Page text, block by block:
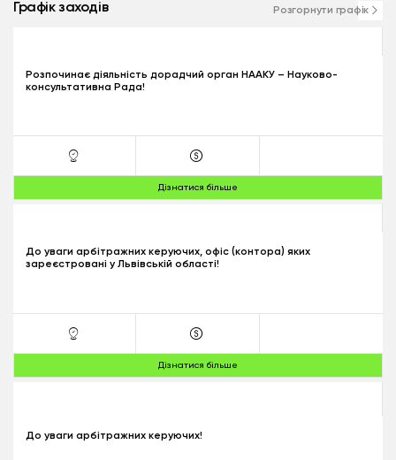
Графік заходів Розгорнути графік
Розпочинає діяльність дорадчий орган НААКУ – Науково-
консультативна Рада!
Дізнатися більше
До уваги арбітражних керуючих, офіс (контора) яких
зареєстровані у Львівській області!
Дізнатися більше
До уваги арбітражних керуючих!